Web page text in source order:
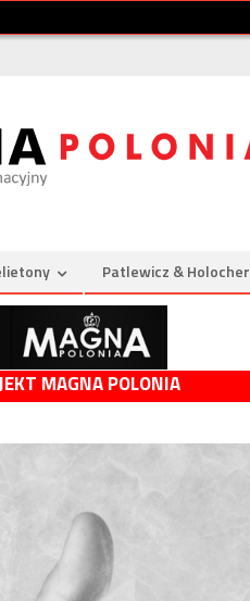
Patlewicz & Holocher
MAGNA POLONIA